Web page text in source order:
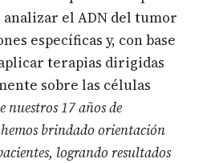
el ADN del tumor
específicas y, con base
terapias dirigidas
sobre las células
nuestros 17 años de
brindado orientación
logrando resultados